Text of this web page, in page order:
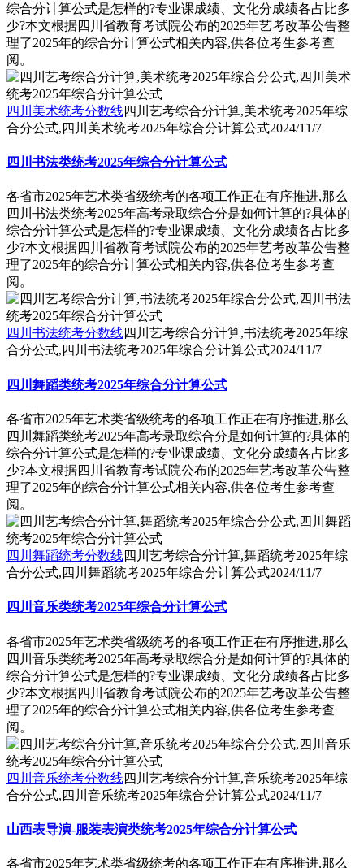
综合分计算公式是怎样的?专业课成绩、文化分成绩各占比多
少?本文根据四川省教育考试院公布的2025年艺考改革公告整
理了2025年的综合分计算公式相关内容,供各位考生参考查
阅。
四川美术统考分数线四川艺考综合分计算,美术统考2025年综
合分公式,四川美术统考2025年综合分计算公式2024/11/7
四川书法类统考2025年综合分计算公式
各省市2025年艺术类省级统考的各项工作正在有序推进,那么
四川书法类统考2025年高考录取综合分是如何计算的?具体的
综合分计算公式是怎样的?专业课成绩、文化分成绩各占比多
少?本文根据四川省教育考试院公布的2025年艺考改革公告整
理了2025年的综合分计算公式相关内容,供各位考生参考查
阅。
四川书法统考分数线四川艺考综合分计算,书法统考2025年综
合分公式,四川书法统考2025年综合分计算公式2024/11/7
四川舞蹈类统考2025年综合分计算公式
各省市2025年艺术类省级统考的各项工作正在有序推进,那么
四川舞蹈类统考2025年高考录取综合分是如何计算的?具体的
综合分计算公式是怎样的?专业课成绩、文化分成绩各占比多
少?本文根据四川省教育考试院公布的2025年艺考改革公告整
理了2025年的综合分计算公式相关内容,供各位考生参考查
阅。
四川舞蹈统考分数线四川艺考综合分计算,舞蹈统考2025年综
合分公式,四川舞蹈统考2025年综合分计算公式2024/11/7
四川音乐类统考2025年综合分计算公式
各省市2025年艺术类省级统考的各项工作正在有序推进,那么
四川音乐类统考2025年高考录取综合分是如何计算的?具体的
综合分计算公式是怎样的?专业课成绩、文化分成绩各占比多
少?本文根据四川省教育考试院公布的2025年艺考改革公告整
理了2025年的综合分计算公式相关内容,供各位考生参考查
阅。
四川音乐统考分数线四川艺考综合分计算,音乐统考2025年综
合分公式,四川音乐统考2025年综合分计算公式2024/11/7
山西表导演-服装表演类统考2025年综合分计算公式
各省市2025年艺术类省级统考的各项工作正在有序推进,那么